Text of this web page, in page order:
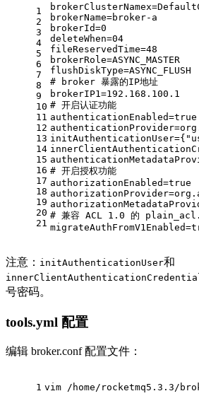
1
2
3
4
5
6
7
8
9
10
11
12
13
14
15
16
17
18
19
20
21
brokerClusterNamex=
brokerName=broker-a
brokerId=0
deleteWhen=04
fileReservedTime=48
brokerRole=ASYNC_MASTER
flushDiskType=ASYNC_FLUSH
# broker 暴露的IP地址
brokerIP1 =192.168.100.1
# 开启认证功能
authenticationEnabled=true
authenticationProvider=
initAuthenticationUser=
# 开启授权功能
authorizationEnabled=true
authorizationProvider=
# 兼容 ACL 1.0 的
migrateAuthFromV1Enabled=
注意： initAuthenticationUser和
号密码。
tools.yml 配置
编辑 broker.conf 配置文件：
1 vim /home/rocketmq5.3.3/